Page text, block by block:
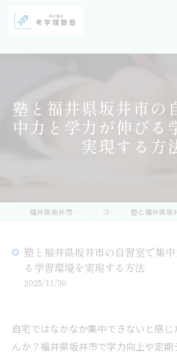
塾と福井県坂井市の
中力と学力が伸びる
実現する方
福井県坂井市の塾なら考学理数塾 コラム 塾と福井県坂井市の自習室で
塾と福井県坂井市の自習室で集
る学習環境を実現する方法
2025/11/30
自宅ではなかなか集中できないと感
んか？福井県坂井市で学力向上や定